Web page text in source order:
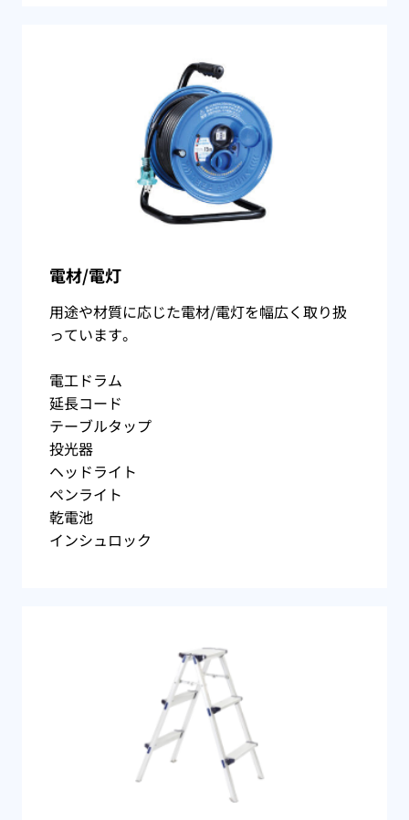
電材/電灯
用途や材質に応じた電材/電灯を幅広く取り扱
っています。
電工ドラム
延長コード
テーブルタップ
投光器
ヘッドライト
ペンライト
乾電池
インシュロック